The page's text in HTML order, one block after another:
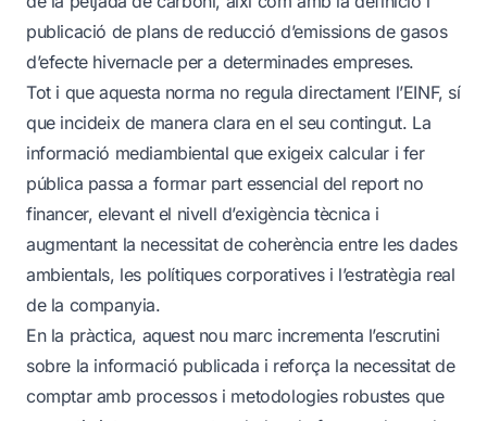
publicació de plans de reducció d’emissions de gasos
d’efecte hivernacle per a determinades empreses.
Tot i que aquesta norma no regula directament l’EINF, sí
que incideix de manera clara en el seu contingut. La
informació mediambiental que exigeix calcular i fer
pública passa a formar part essencial del report no
financer, elevant el nivell d’exigència tècnica i
augmentant la necessitat de coherència entre les dades
ambientals, les polítiques corporatives i l’estratègia real
de la companyia.
En la pràctica, aquest nou marc incrementa l’escrutini
sobre la informació publicada i reforça la necessitat de
comptar amb processos i metodologies robustes que